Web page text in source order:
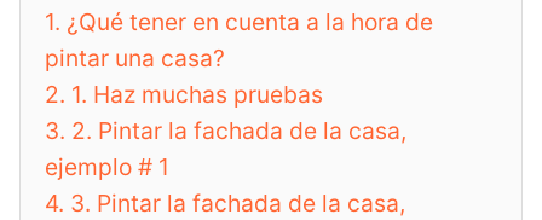
1. ¿Qué tener en cuenta a la hora de
pintar una casa?
2. 1. Haz muchas pruebas
3. 2. Pintar la fachada de la casa,
ejemplo # 1
4. 3. Pintar la fachada de la casa,